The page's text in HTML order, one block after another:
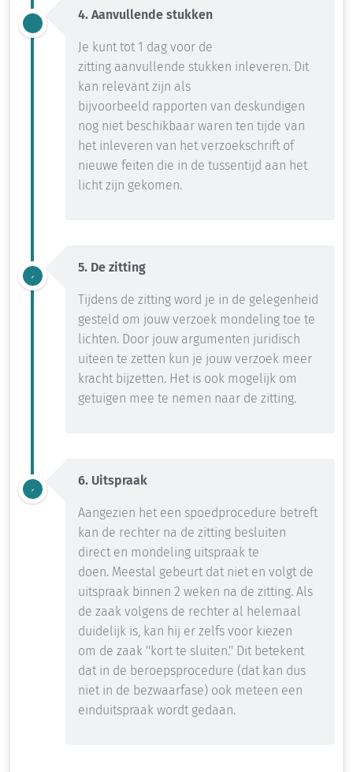
4. Aanvullende stukken
Je kunt tot 1 dag voor de
zitting aanvullende stukken inleveren. Dit
kan relevant zijn als
bijvoorbeeld rapporten van deskundigen
nog niet beschikbaar waren ten tijde van
het inleveren van het verzoekschrift of
nieuwe feiten die in de tussentijd aan het
licht zijn gekomen.
5. De zitting
Tijdens de zitting word je in de gelegenheid
gesteld om jouw verzoek mondeling toe te
lichten. Door jouw argumenten juridisch
uiteen te zetten kun je jouw verzoek meer
kracht bijzetten. Het is ook mogelijk om
getuigen mee te nemen naar de zitting.
6. Uitspraak
Aangezien het een spoedprocedure betreft
kan de rechter na de zitting besluiten
direct en mondeling uitspraak te
doen. Meestal gebeurt dat niet en volgt de
uitspraak binnen 2 weken na de zitting. Als
de zaak volgens de rechter al helemaal
duidelijk is, kan hij er zelfs voor kiezen
om de zaak ''kort te sluiten.'' Dit betekent
datin de beroepsprocedure (dat kan dus
niet in de bezwaarfase) ook meteen een
einduitspraak wordt gedaan.